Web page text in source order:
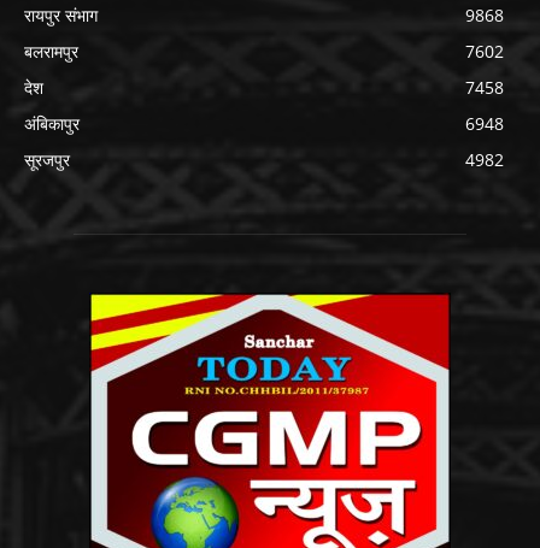
रायपुर संभाग
9868
बलरामपुर
7602
देश
7458
अंबिकापुर
6948
सूरजपुर
4982